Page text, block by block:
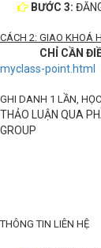
BƯỚC 3:
CÁCH 2: GIAO KHOÁ
CHỈ CẦN
myclass-point.html
GHI DANH 1 LẦN,
THẢO LUẬN QUA
GROUP
THÔNG TIN LIÊN HỆ